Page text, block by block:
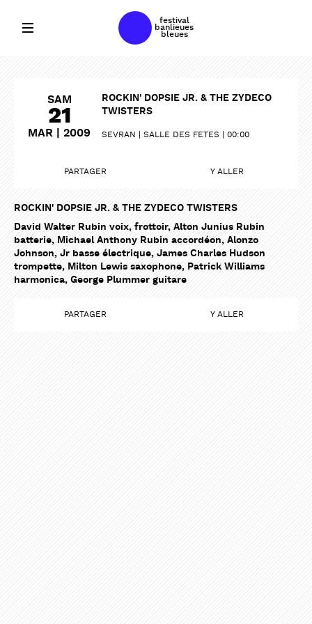
festival
banlieues
bleues
SAM
21
MAR | 2009
ROCKIN' DOPSIE JR. & THE ZYDECO
TWISTERS
SEVRAN SALLE DES FETES 00:00
PARTAGER Y ALLER
ROCKIN' DOPSIE JR. & THE ZYDECO TWISTERS
David Walter Rubin voix, frottoir, Alton Junius Rubin
batterie, Michael Anthony Rubin accordéon, Alonzo
Johnson, Jr basse électrique, James Charles Hudson
trompette, Milton Lewis saxophone, Patrick Williams
harmonica, George Plummer guitare
PARTAGER Y ALLER